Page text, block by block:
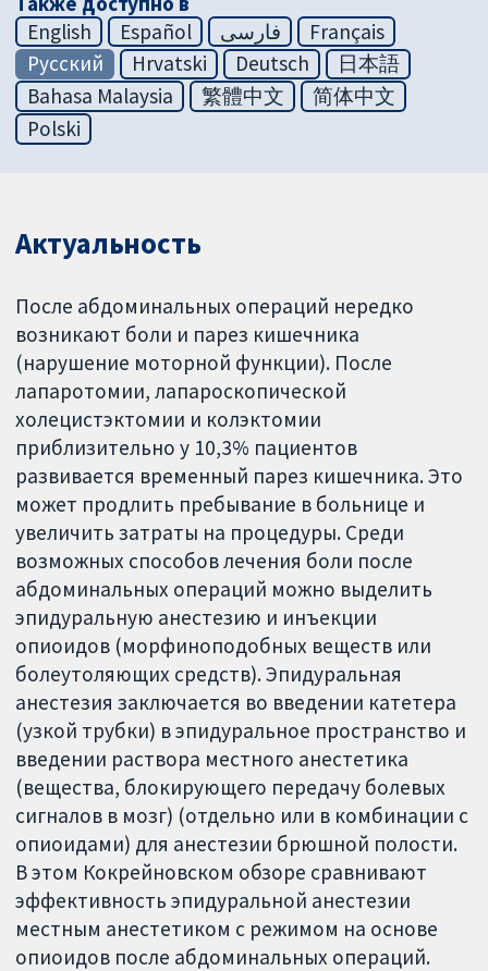
English
Español فارسی
Français
Русский
Hrvatski Deutsch
日本語
Bahasa Malaysia
繁體中文
简体中文
Polski
Актуальность
После абдоминальных операций нередко
возникают боли и парез кишечника
(нарушение моторной функции). После
лапаротомии, лапароскопической
холецистэктомии и колэктомии
приблизительно у 10,3% пациентов
развивается временный парез кишечника. Это
может продлить пребывание в больнице и
увеличить затраты на процедуры. Среди
возможных способов лечения боли после
абдоминальных операций можно выделить
эпидуральную анестезию и инъекции
опиоидов (морфиноподобных веществ или
болеутоляющих средств). Эпидуральная
анестезия заключается во введении катетера
(узкой трубки) в эпидуральное пространство и
введении раствора местного анестетика
(вещества, блокирующего передачу болевых
сигналов в мозг) (отдельно или в комбинации с
опиоидами) для анестезии брюшной полости.
В этом Кокрейновском обзоре сравнивают
эффективность эпидуральной анестезии
местным анестетиком с режимом на основе
опиоидов после абдоминальных операций.